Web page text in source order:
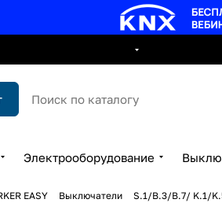
Электрооборудование
EASY Выключатели S.1/B.3/B.7/ K.1/